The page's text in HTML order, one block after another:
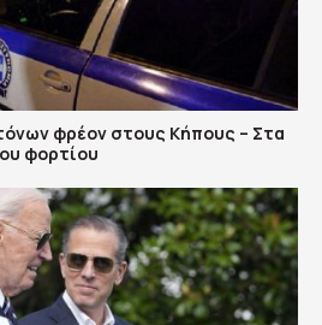
φρέον στους Κήπους – Στα
φορτίου